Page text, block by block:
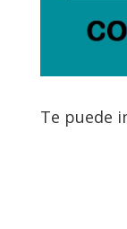
Te puede